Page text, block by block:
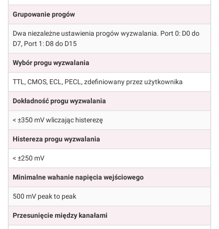
Grupowanie progów
Dwa niezależne ustawienia progów wyzwalania. Port 0: D0 do
D7, Port 1: D8 do D15
Wybór progu wyzwalania
TTL, CMOS, ECL, PECL, zdefiniowany przez użytkownika
Dokładność progu wyzwalania
< ±350 mV wliczając histerezę
Histereza progu wyzwalania
< ±250 mV
Minimalne wahanie napięcia wejściowego
500 mV peak to peak
Przesunięcie między kanałami